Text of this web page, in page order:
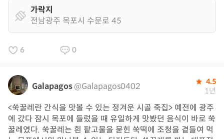
가락지
전남광주 목포시 수문로 45
6 0
Galapagos@Galapagos0402 4.5
1년
<쑥꿀레란 간식을 맛볼 수 있는 정겨운 시골 죽집> 예전에 광주
에 갔다 잠시 목포에 들렀을 때 유일하게 맛봤던 음식이 바로 쑥
꿀레였다. 쑥꿀레는 흰 팥고물을 묻힌 쑥떡에 조청을 곁들여 먹